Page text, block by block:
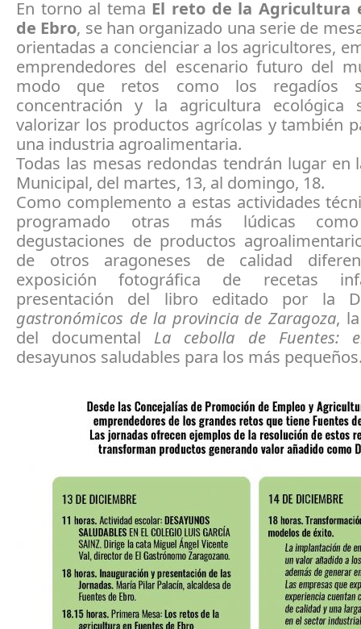
En torno al tema El reto de la Agricultura
de Ebro, se han organizado una serie de
orientadas a concienciar a los agricultores,
emprendedores del escenario futuro del
modo que retos como los regadíos
concentración y la agricultura ecológica
valorizar los productos agrícolas y también
una industria agroalimentaria.
Todas las mesas redondas tendrán lugar en
Municipal, del martes, 13, al domingo, 18.
Como complemento a estas actividades
programado otras más lúdicas
degustaciones de productos
de otros aragoneses de calidad
exposición fotográfica de recetas
presentación del libro editado por la
gastronómicos de la provincia de Zaragoza,
del documental La cebolla de Fuentes:
desayunos saludables para los más